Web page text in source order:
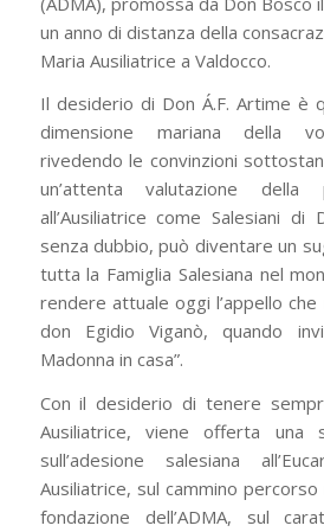
un anno di distanza della
Maria Ausiliatrice a Valdocco.
Il desiderio di Don Á.F. Artime è
dimensione mariana della
rivedendo le convinzioni
un’attenta valutazione della
all’Ausiliatrice come Salesiani di
senza dubbio, può diventare un
tutta la Famiglia Salesiana nel
rendere attuale oggi l’appello
don Egidio Viganò, quando
Madonna in casa”.
Con il desiderio di tenere
Ausiliatrice, viene offerta una
sull’adesione salesiana
Ausiliatrice, sul cammino
fondazione dell’ADMA, sul